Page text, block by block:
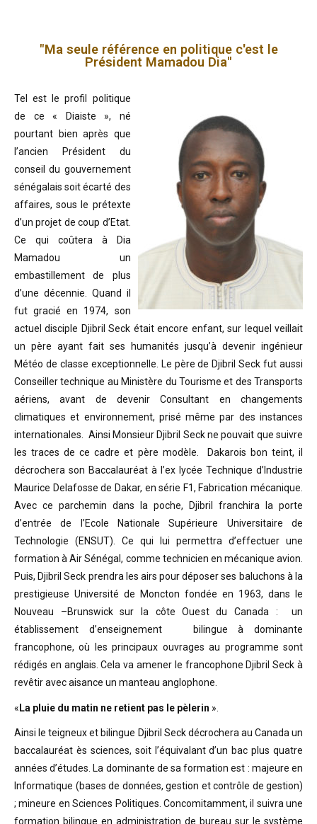
"Ma seule référence en politique c'est le
Président Mamadou Dia"
Tel est le profil politique
de ce « Diaiste », né
pourtant bien après que
l’ancien Président du
conseil du gouvernement
sénégalais soit écarté des
affaires, sous le prétexte
d’un projet de coup d’Etat.
Ce qui coûtera à Dia
Mamadou un
embastillement de plus
d’une décennie. Quand il
fut gracié en 1974, son
actuel disciple Djibril Seck était encore enfant, sur lequel veillait
un père ayant fait ses humanités jusqu’à devenir ingénieur
Météo de classe exceptionnelle. Le père de Djibril Seck fut aussi
Conseiller technique au Ministère du Tourisme et des Transports
aériens, avant de devenir Consultant en changements
climatiques et environnement, prisé même par des instances
internationales. Ainsi Monsieur Djibril Seck ne pouvait que suivre
les traces de ce cadre et père modèle. Dakarois bon teint, il
décrochera son Baccalauréat à l’ex lycée Technique d’Industrie
Maurice Delafosse de Dakar, en série F1, Fabrication mécanique.
Avec ce parchemin dans la poche, Djibril franchira la porte
d’entrée de l’Ecole Nationale Supérieure Universitaire de
Technologie (ENSUT). Ce qui lui permettra d’effectuer une
formation à Air Sénégal, comme technicien en mécanique avion.
Puis, Djibril Seck prendra les airs pour déposer ses baluchons à la
prestigieuse Université de Moncton fondée en 1963, dans le
Nouveau –Brunswick sur la côte Ouest du Canada : un
établissement d’enseignement bilingue à dominante
francophone, où les principaux ouvrages au programme sont
rédigés en anglais. Cela va amener le francophone Djibril Seck à
revêtir avec aisance un manteau anglophone.
«La pluie du matin ne retient pas le pèlerin ».
Ainsi le teigneux et bilingue Djibril Seck décrochera au Canada un
baccalauréat ès sciences, soit l’équivalant d’un bac plus quatre
années d’études. La dominante de sa formation est : majeure en
Informatique (bases de données, gestion et contrôle de gestion)
; mineure en Sciences Politiques. Concomitamment, il suivra une
formation bilingue en administration de bureau sur le système